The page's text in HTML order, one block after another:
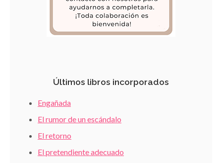
Últimos libros incorporados
Engañada
El rumor de un escándalo
El retorno
El pretendiente adecuado